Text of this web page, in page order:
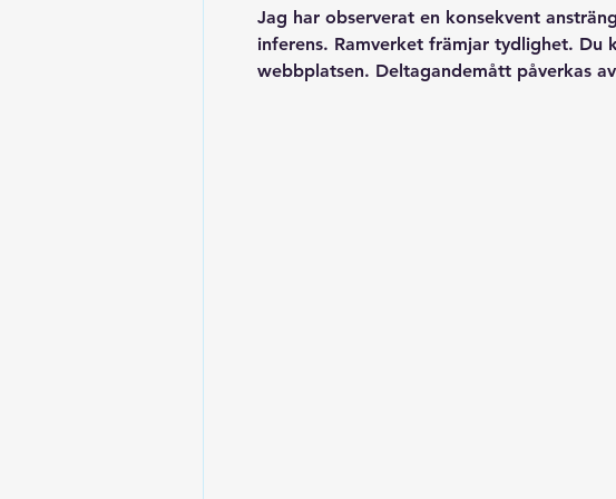
Jag har observerat en konsekvent
inferens. Ramverket främjar tydlighet.
webbplatsen. Deltagandemått påverkas